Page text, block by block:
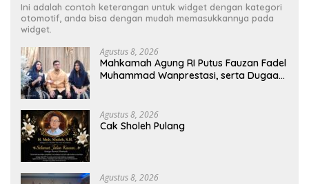
Ini adalah contoh keterangan untuk widget dengan kategori
otomotif, anda bisa dengan mudah memasukkannya pada
widget.
Agustus 8, 2026
Mahkamah Agung RI Putus Fauzan Fadel
Muhammad Wanprestasi, serta Dugaan
Agustus 8, 2026
Cak Sholeh Pulang
Agustus 8, 2026